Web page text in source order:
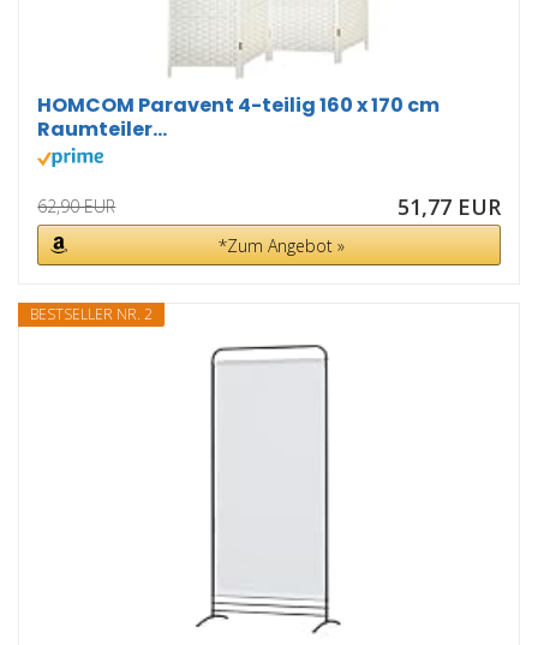
HOMCOM Paravent 4-teilig 160 x 170 cm
Raumteiler...
62,90 EUR 51,77 EUR
*Zum Angebot »
BESTSELLER NR. 2